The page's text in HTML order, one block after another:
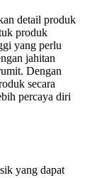
detail produk
produk
yang perlu
jahitan
Dengan
secara
percaya diri
yang dapat